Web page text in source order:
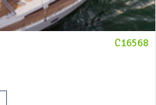
C16568